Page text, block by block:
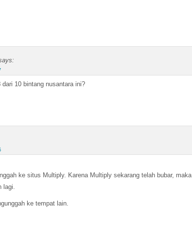
10 bintang nusantara ini?
ke situs Multiply. Karena Multiply sekarang telah bubar, maka
lagi.
ke tempat lain.